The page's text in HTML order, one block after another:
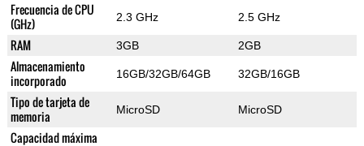
Frecuencia de CPU
(GHz)
2.3 GHz 2.5 GHz
RAM 3GB 2GB
Almacenamiento
incorporado
16GB/32GB/64GB 32GB/16GB
Tipo de tarjeta de
memoria
MicroSD MicroSD
Capacidad máxima